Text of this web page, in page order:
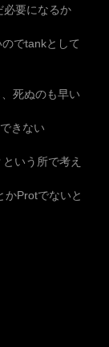
必要になるか
でtankとして
死ぬのも早い
きない
いう所で考え
かProtでないと